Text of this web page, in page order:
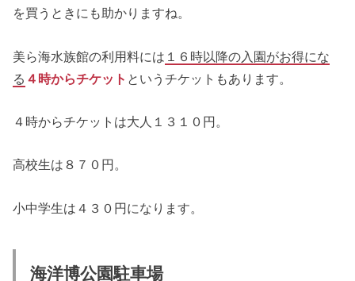
を買うときにも助かりますね。
美ら海水族館の利用料には １６時以降の入園がお得にな
る ４時からチケット というチケットもあります。
４時からチケットは大人１３１０円。
高校生は８７０円。
小中学生は４３０円になります。
海洋博公園駐車場